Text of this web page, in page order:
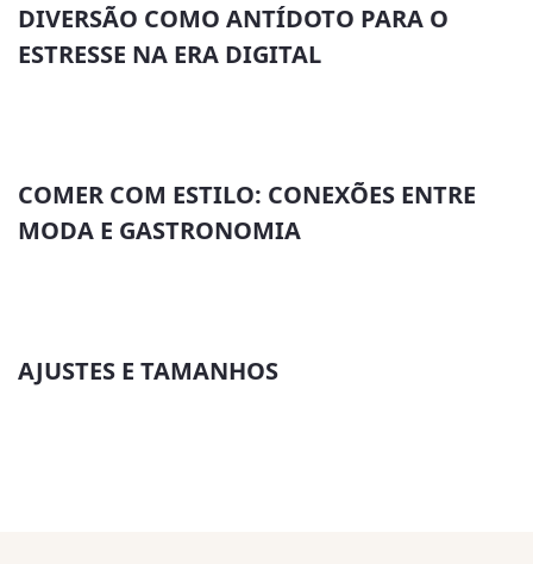
DIVERSÃO COMO ANTÍDOTO PARA O
ESTRESSE NA ERA DIGITAL
COMER COM ESTILO: CONEXÕES ENTRE
MODA E GASTRONOMIA
AJUSTES E TAMANHOS